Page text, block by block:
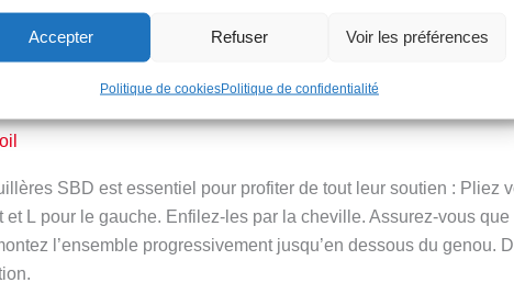
Accepter Refuser Voir les préférences
Politique de cookiesPolitique de confidentialité
: Tutoriel pour les enfiler facilement
SBD est essentiel pour profiter de tout leur soutien :
et L pour le gauche. Enfilez-les par la cheville. Assurez-vous
l’ensemble progressivement jusqu’en dessous du genou.